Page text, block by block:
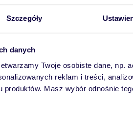
Szczegóły
danych
Twoje osobiste dane, np.
reklam i treści,
Masz wybór odnośnie
i gotowe